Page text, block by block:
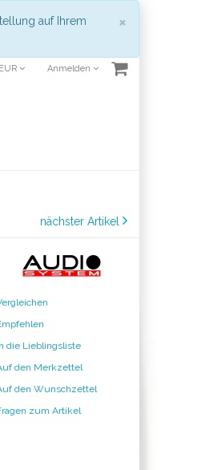
×
auf Ihrem
EUR Anmelden
nächster Artikel
die Lieblingsliste
den Merkzettel
den Wunschzettel
zum Artikel